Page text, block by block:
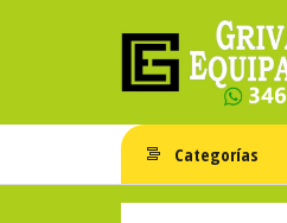
Grivarello
Equipamientos
Whatsapp:
3465-
Categorías